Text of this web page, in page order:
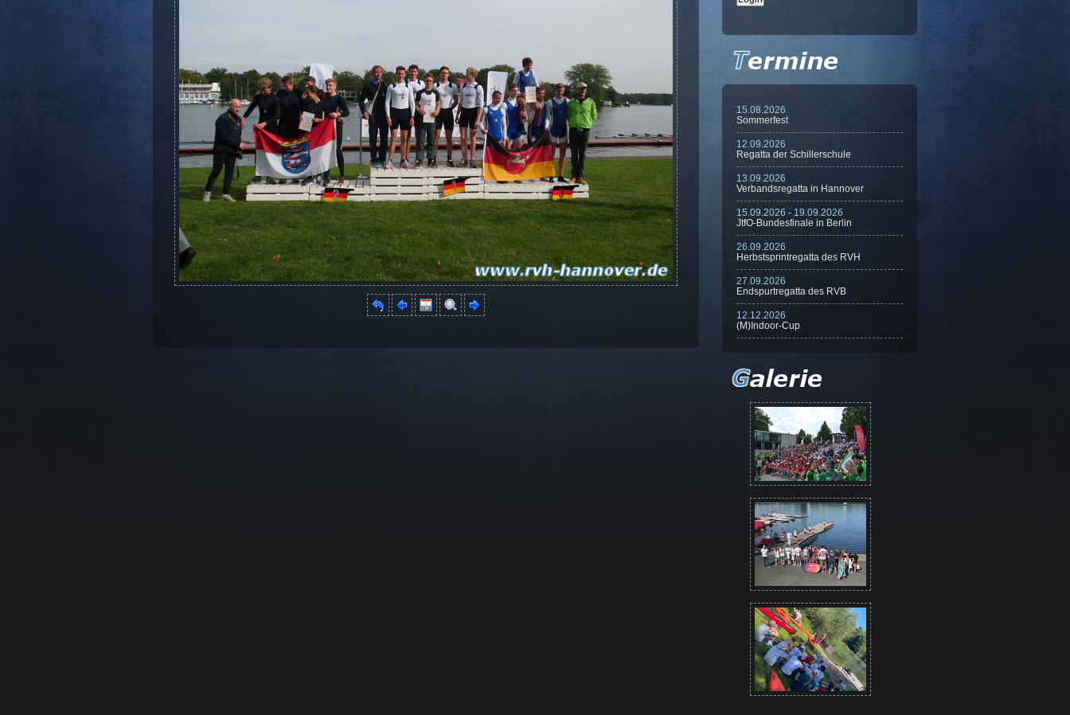
15.08.2026
Sommerfest
12.09.2026
Regatta der Schillerschule
13.09.2026
Verbandsregatta in Hannover
15.09.2026 - 19.09.2026
JtfO-Bundesfinale in Berlin
26.09.2026
Herbstsprintregatta des RVH
27.09.2026
Endspurtregatta des RVB
12.12.2026
(M)Indoor-Cup